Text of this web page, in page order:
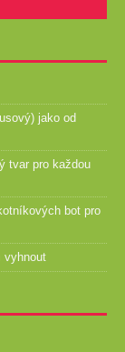
jako od
tvar pro každou
bot pro
vyhnout